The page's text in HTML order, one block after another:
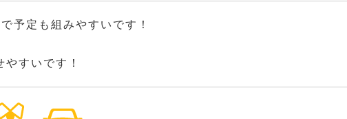
予定も組みやすいです！
すいです！